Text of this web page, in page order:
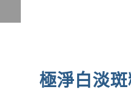
極淨白淡